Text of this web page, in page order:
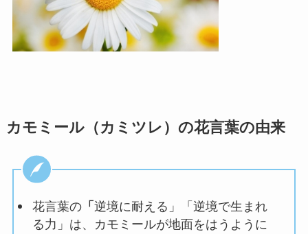
カモミール（カミツレ）の花言葉の由来
花言葉の「 逆境に耐える」「逆境で生まれ
る力」は、
カモミールが地面をはうように